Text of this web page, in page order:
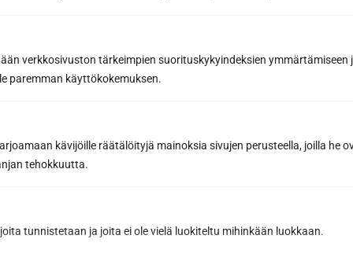
verkkosivuston tärkeimpien suorituskykyindeksien ymmärtämiseen
paremman käyttökokemuksen.
kävijöille räätälöityjä mainoksia sivujen perusteella, joilla he
tehokkuutta.
tunnistetaan ja joita ei ole vielä luokiteltu mihinkään luokkaan.
mukaan.
Muuuntotie 3, 01510 VANTAA
0403 470 230